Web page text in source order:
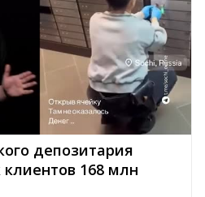
депозитария
168 млн